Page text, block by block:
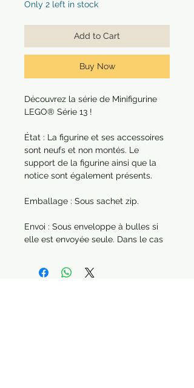
Only 2 left in stock
Add to Cart
Buy Now
Découvrez la série de Minifigurine
LEGO® Série 13 !
État : La figurine et ses accessoires
sont neufs et non montés. Le
support de la figurine ainsi que la
notice sont également présents.
Emballage : Sous sachet zip.
Envoi : Sous enveloppe à bulles si
elle est envoyée seule. Dans le cas
protégé séparément.